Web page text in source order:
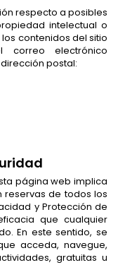
respecto a posibles
intelectual o
contenidos del sitio
electrónico
postal:
página web implica
reservas de todos los
y Protección de
que cualquier
En este sentido, se
acceda, navegue,
gratuitas u